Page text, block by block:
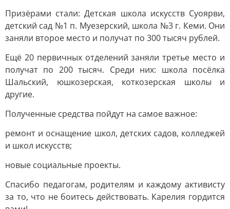
Призёрами стали: Детская школа искусств Суоярви,
детский сад №1 п. Муезерский, школа №3 г. Кеми. Они
заняли второе место и получат по 300 тысяч рублей.
Ещё 20 первичных отделений заняли третье место и
получат по 200 тысяч. Среди них: школа посёлка
Шальский, юшкозерская, коткозерская школы и
другие.
Полученные средства пойдут на самое важное:
ремонт и оснащение школ, детских садов, колледжей
и школ искусств;
новые социальные проекты.
Спасибо педагогам, родителям и каждому активисту
за то, что не боитесь действовать. Карелия гордится